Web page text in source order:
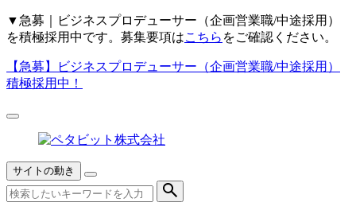
▼ 急募｜ビジネスプロデューサー（企画営業職/中途採用）
を積極採用中です。募集要項はこちら をご確認ください。
【急募】
ビジネスプロデューサー（企画営業職/中途採用）
積極採用中！
サイトの動き